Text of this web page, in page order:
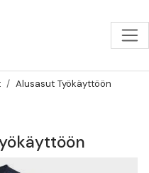
Alusasut Työkäyttöön